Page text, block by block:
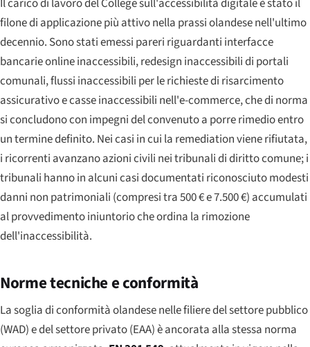
filone di applicazione più attivo nella prassi olandese nell'ultimo
decennio. Sono stati emessi pareri riguardanti interfacce
bancarie online inaccessibili, redesign inaccessibili di portali
comunali, flussi inaccessibili per le richieste di risarcimento
assicurativo e casse inaccessibili nell'e-commerce, che di norma
si concludono con impegni del convenuto a porre rimedio entro
un termine definito. Nei casi in cui la remediation viene rifiutata,
i ricorrenti avanzano azioni civili nei tribunali di diritto comune; i
tribunali hanno in alcuni casi documentati riconosciuto modesti
danni non patrimoniali (compresi tra 500 € e 7.500 €) accumulati
al provvedimento iniuntorio che ordina la rimozione
dell'inaccessibilità.
Norme tecniche e conformità
La soglia di conformità olandese nelle filiere del settore pubblico
(WAD) e del settore privato (EAA) è ancorata alla stessa norma